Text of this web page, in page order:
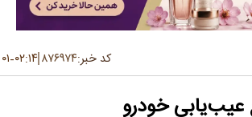
کد خبر:۸۷۶۹۷۴ ۰۲:۱۴-۰۱ تیر ۱۴۰۴
عیب‌یابی خودرو